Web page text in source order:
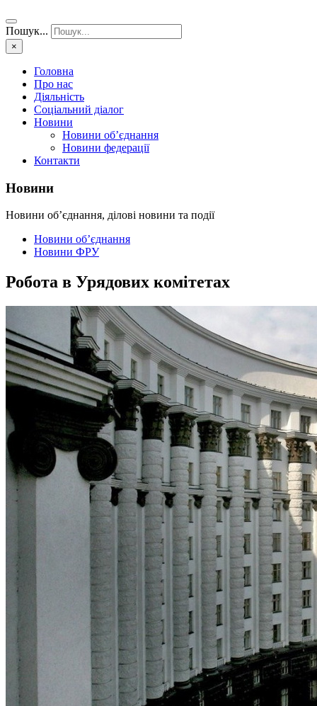
Пошук...
×
Головна
Про нас
Діяльність
Соціальний діалог
Новини
Новини об’єднання
Новини федерації
Контакти
Новини
Новини об’єднання, ділові новини та події
Новини об’єднання
Новини ФРУ
Робота в Урядових комітетах